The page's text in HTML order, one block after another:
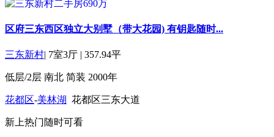
区府三东西区独立大别墅（带大花园) 有钥匙随时...
三东新村| 7室3厅 | 357.94平
低层/2层 南北 简装 2000年
花都区-美林湖 花都区三东大道
新上热门 随时可看